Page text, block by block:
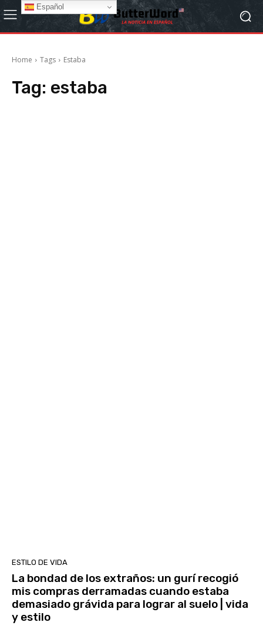
Home Tags Estaba
Tag: estaba
ESTILO DE VIDA
La bondad de los extraños: un gurí recogió
mis compras derramadas cuando estaba
demasiado grávida para lograr al suelo | vida
y estilo
Español